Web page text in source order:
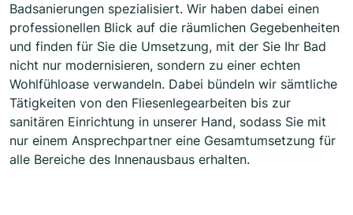
Badsanierungen spezialisiert. Wir haben dabei einen
professionellen Blick auf die räumlichen Gegebenheiten
und finden für Sie die Umsetzung, mit der Sie Ihr Bad
nicht nur modernisieren, sondern zu einer echten
Wohlfühloase verwandeln. Dabei bündeln wir sämtliche
Tätigkeiten von den Fliesenlegearbeiten bis zur
sanitären Einrichtung in unserer Hand, sodass Sie mit
nur einem Ansprechpartner eine Gesamtumsetzung für
alle Bereiche des Innenausbaus erhalten.